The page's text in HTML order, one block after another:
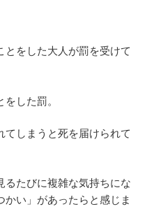
とをした大人が罰を受けて
した罰。
てしまうと死を届けられて
るたびに複雑な気持ちにな
かい」があったらと感じま